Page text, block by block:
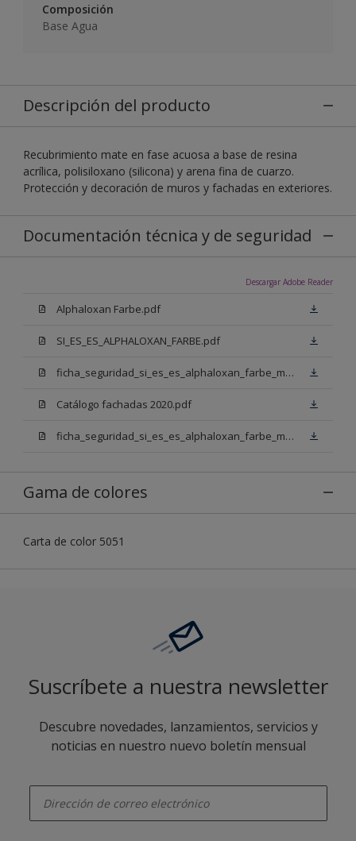
Composición
Base Agua
Descripción del producto
Recubrimiento mate en fase acuosa a base de resina
acrílica, polisiloxano (silicona) y arena fina de cuarzo.
Protección y decoración de muros y fachadas en exteriores.
Documentación técnica y de seguridad
Descargar Adobe Reader
Alphaloxan Farbe.pdf
SI_ES_ES_ALPHALOXAN_FARBE.pdf
ficha_seguridad_si_es_es_alphaloxan_farbe_mm_n00.pdf
Catálogo fachadas 2020.pdf
ficha_seguridad_si_es_es_alphaloxan_farbe_mm_w05.pdf
Gama de colores
Carta de color 5051
Suscríbete a nuestra newsletter
Descubre novedades, lanzamientos, servicios y
noticias en nuestro nuevo boletín mensual